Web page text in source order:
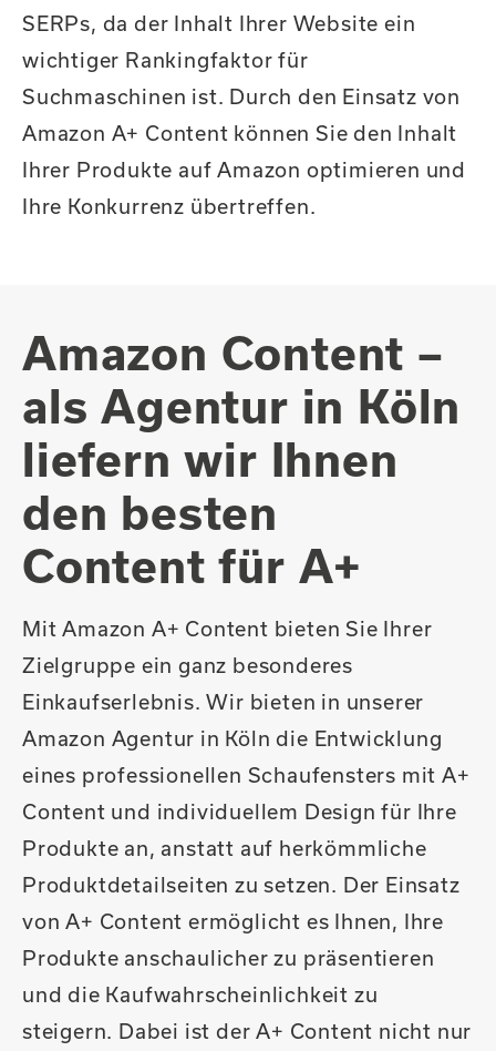
SERPs, da der Inhalt Ihrer Website ein
wichtiger Rankingfaktor für
Suchmaschinen ist. Durch den Einsatz von
Amazon A+ Content können Sie den Inhalt
Ihrer Produkte auf Amazon optimieren und
Ihre Konkurrenz übertreffen.
Amazon Content –
als Agentur in Köln
liefern wir Ihnen
den besten
Content für A+
Mit Amazon A+ Content bieten Sie Ihrer
Zielgruppe ein ganz besonderes
Einkaufserlebnis. Wir bieten in unserer
Amazon Agentur in Köln die Entwicklung
eines professionellen Schaufensters mit A+
Content und individuellem Design für Ihre
Produkte an, anstatt auf herkömmliche
Produktdetailseiten zu setzen. Der Einsatz
von A+ Content ermöglicht es Ihnen, Ihre
Produkte anschaulicher zu präsentieren
und die Kaufwahrscheinlichkeit zu
steigern. Dabei ist der A+ Content nicht nur